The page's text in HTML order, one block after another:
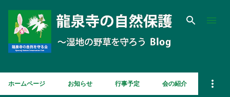
スキップしてメイン コンテンツに移動
ホームページ お知らせ 行事予定 会の紹介